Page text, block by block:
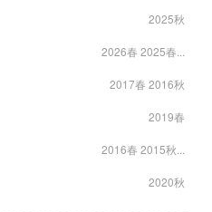
2025秋
2026春 2025春...
2017春 2016秋
2019春
2016春 2015秋...
2020秋